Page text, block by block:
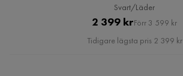
Svart/Läder
Pris
2 399 krOriginal
Pris
Förr 3 599 kr
Tidigare lägsta pris 2 399 kr